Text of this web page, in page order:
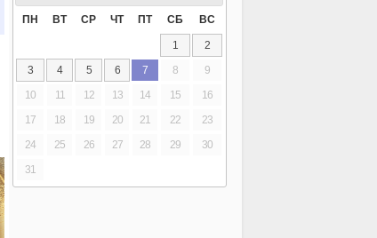
ПН ВТ СР ЧТ ПТ СБ ВС
1
2
3
4 5 6 7 8
9
10
11 12 13 14 15
16
17
18 19 20 21 22
23
24
25 26 27 28 29
30
31